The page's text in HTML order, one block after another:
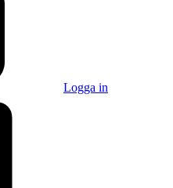
Logga in